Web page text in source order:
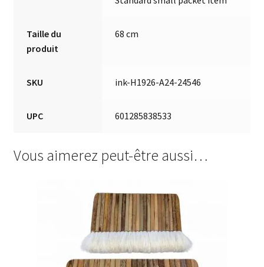
Taille du
produit
68 cm
SKU ink-H1926-A24-24546
UPC 601285838533
Vous aimerez peut-être aussi…